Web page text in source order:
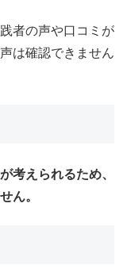
者の声や口コミが
は確認できません
考えられるため、
ん。